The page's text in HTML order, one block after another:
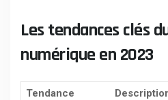
Les tendances clés
numérique en 2023
Tendance